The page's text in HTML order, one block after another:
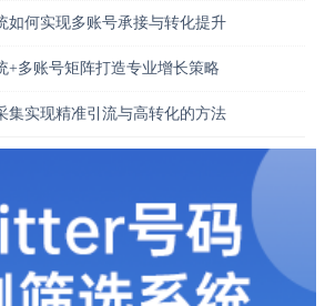
如何实现多账号承接与转化提升
+多账号矩阵打造专业增长策略
集实现精准引流与高转化的方法